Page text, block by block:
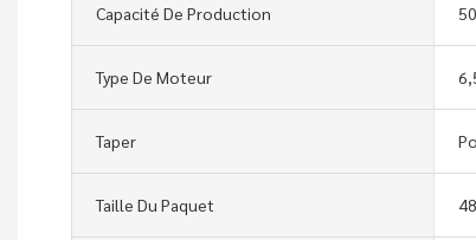
Capacité De Production
Type De Moteur
Taper
Taille Du Paquet